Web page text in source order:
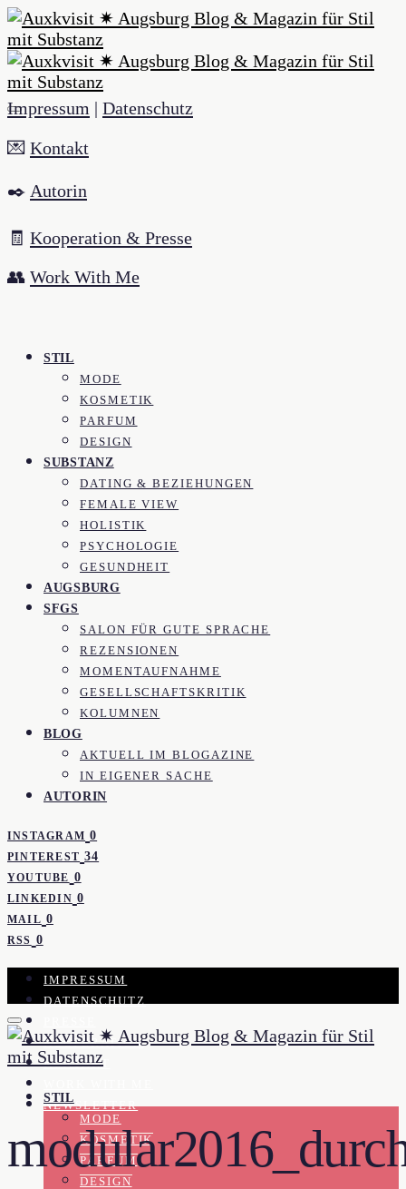
Impressum | Datenschutz
💌 Kontakt
✒️ Autorin
🧾 Kooperation & Presse
👥 Work With Me
STIL
MODE
KOSMETIK
PARFUM
DESIGN
SUBSTANZ
DATING & BEZIEHUNGEN
FEMALE VIEW
HOLISTIK
PSYCHOLOGIE
GESUNDHEIT
AUGSBURG
SFGS
SALON FÜR GUTE SPRACHE
REZENSIONEN
MOMENTAUFNAHME
GESELLSCHAFTSKRITIK
KOLUMNEN
BLOG
AKTUELL IM BLOGAZINE
IN EIGENER SACHE
AUTORIN
INSTAGRAM 0
PINTEREST 34
YOUTUBE 0
LINKEDIN 0
MAIL 0
RSS 0
IMPRESSUM
DATENSCHUTZ
KOOPERATION
KONTAKT
NEWSLETTER
STIL
MODE
KOSMETIK
PARFUM
DESIGN